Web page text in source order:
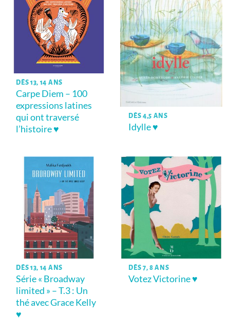
DÈS 13, 14 ANS
Carpe Diem – 100
expressions latines
qui ont traversé
l’histoire ♥
DÈS 4,5 ANS
Idylle ♥
DÈS 13, 14 ANS
Série « Broadway
limited » – T.3 : Un
thé avec Grace Kelly
♥
DÈS 7, 8 ANS
Votez Victorine ♥